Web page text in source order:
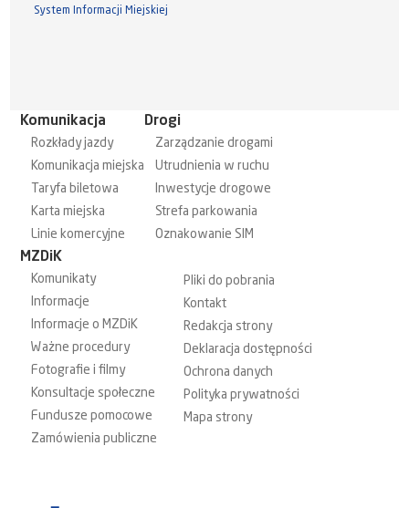
System Informacji Miejskiej
Komunikacja
Rozkłady jazdy
Komunikacja miejska
Taryfa biletowa
Karta miejska
Linie komercyjne
Drogi
Zarządzanie drogami
Utrudnienia w ruchu
Inwestycje drogowe
Strefa parkowania
Oznakowanie SIM
MZDiK
Komunikaty
Informacje
Informacje o MZDiK
Ważne procedury
Fotografie i filmy
Konsultacje społeczne
Fundusze pomocowe
Zamówienia publiczne
Pliki do pobrania
Kontakt
Redakcja strony
Deklaracja dostępności
Ochrona danych
Polityka prywatności
Mapa strony